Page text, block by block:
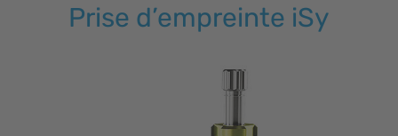
Prise d’empreinte iSy